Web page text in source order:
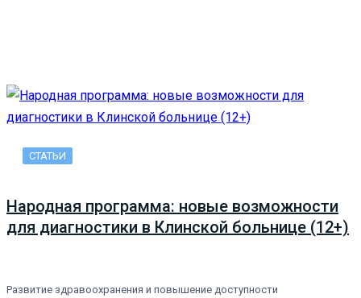
СТАТЬИ
Народная программа: новые возможности
для диагностики в Клинской больнице (12+)
Развитие здравоохранения и повышение доступности